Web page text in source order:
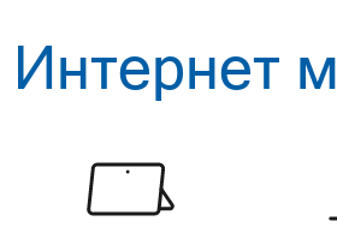
Интернет